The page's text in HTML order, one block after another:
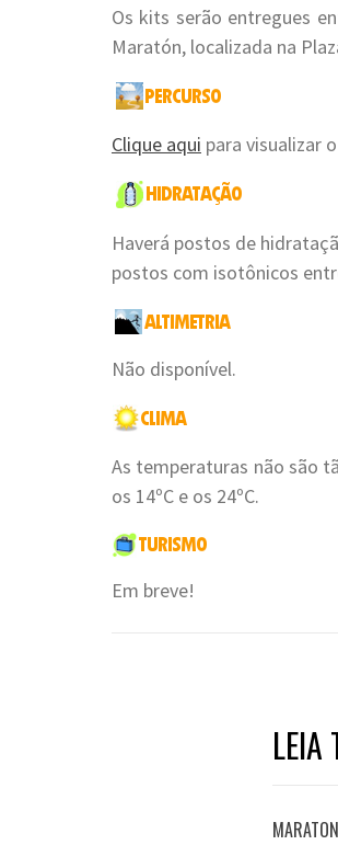
Os kits serão entregues
Maratón, localizada na
Clique aqui para visualizar
Haverá postos de
postos com isotônicos
Não disponível.
As temperaturas não são
os 14ºC e os 24ºC.
Em breve!
LEIA